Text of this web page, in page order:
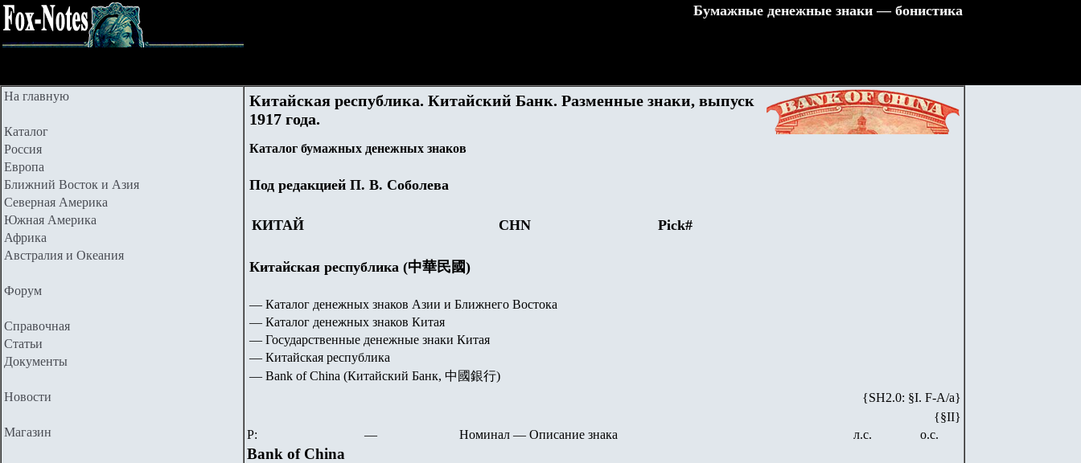
Бумажные денежные знаки — бонистика
На главную
Каталог
Россия
Европа
Ближний Восток и Азия
Северная Америка
Южная Америка
Африка
Австралия и Океания
Форум
Справочная
Статьи
Документы
Новости
Магазин
Китайская республика. Китайский Банк. Разменные знаки, выпуск
1917 года.
Каталог бумажных денежных знаков
Под редакцией П. В. Соболева
КИТАЙ CHN Pick#
Китайская республика (中華民國)
— Каталог денежных знаков Азии и Ближнего Востока
— Каталог денежных знаков Китая
— Государственные денежные знаки Китая
— Китайская республика
— Bank of China (Китайский Банк, 中國銀行)
{SH2.0: §I. F-А/а}
{§II}
P: — Номинал — Описание знака л.с. о.с.
Bank of China